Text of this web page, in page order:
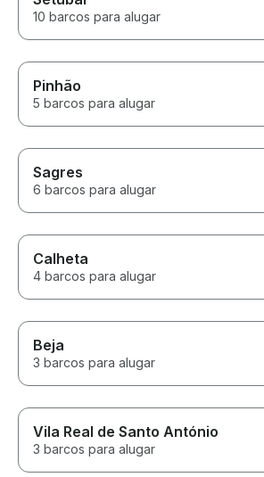
10 barcos para alugar
Pinhão
5 barcos para alugar
Sagres
6 barcos para alugar
Calheta
4 barcos para alugar
Beja
3 barcos para alugar
Vila Real de Santo António
3 barcos para alugar